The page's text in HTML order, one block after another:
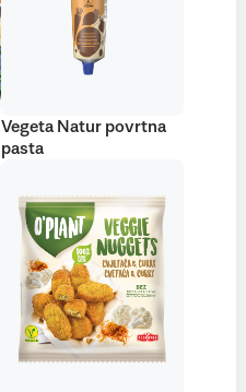
Vegeta Natur povrtna
pasta